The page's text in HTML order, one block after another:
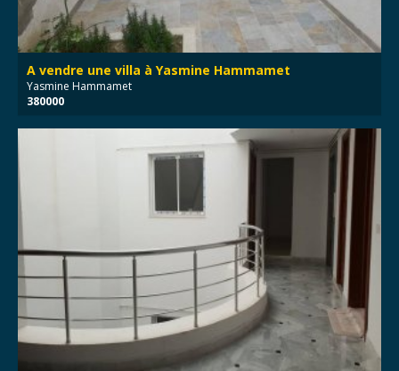
A vendre une villa à Yasmine Hammamet
Yasmine Hammamet
380000